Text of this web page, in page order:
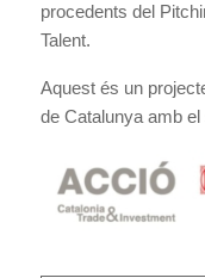
procedents del
Talent.
Aquest és un
de Catalunya amb el